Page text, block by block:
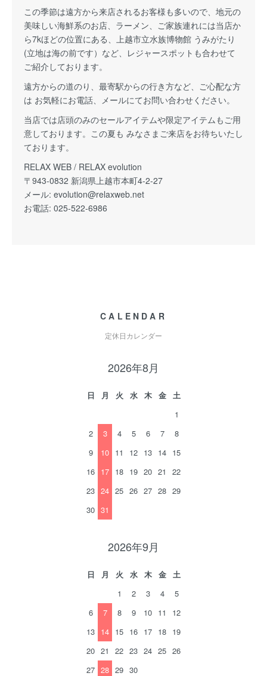
この季節は遠方から来店されるお客様も多いので、地元の
美味しい海鮮系のお店、ラーメン、ご家族連れには当店か
ら7kほどの位置にある、上越市立水族博物館 うみがたり
(立地は海の前です）など、レジャースポットも合わせて
ご紹介しております。
遠方からの道のり、最寄駅からの行き方など、ご心配な方
は お気軽にお電話、メールにてお問い合わせください。
当店では店頭のみのセールアイテムや限定アイテムもご用
意しております。この夏も みなさまご来店をお待ちいたし
ております。
RELAX WEB / RELAX evolution
〒943-0832 新潟県上越市本町4-2-27
メール: evolution@relaxweb.net
お電話: 025-522-6986
CALENDAR
定休日カレンダー
2026年8月
日 月 火 水 木 金
土
1
2
3 4 5 6 7
8
9
10 11 12 13 14 15
16 17 18 19 20 21
22
23 24 25 26 27 28 29
30 31
2026年9月
日 月 火 水 木 金
土
1
2 3 4
5
6
7 8 9 10 11
12
13 14 15 16 17 18 19
20 21 22 23 24 25 26
27 28 29 30